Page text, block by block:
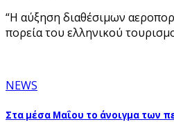
“Η αύξηση διαθέσιμων
πορεία του ελληνικού
NEWS
Στα μέσα Μαΐου το άνοιγμα των